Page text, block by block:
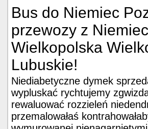
Bus do Niemiec
przewozy z
Wielkopolska
Lubuskie!
Niediabetyczne dymek
wypluskać rychtujemy
rewaluować rozzieleń
przemalowałaś